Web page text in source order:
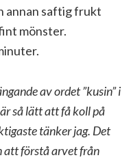
annan saftig frukt
mönster.
av ordet ”kusin” i
så lätt att få koll på
tänker jag. Det
att förstå arvet från